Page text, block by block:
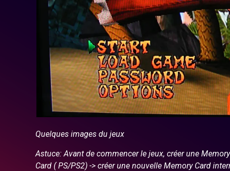
Quelques images du jeux
Astuce: Avant de commencer le jeux, créer une
Card ( PS/PS2) -> créer une nouvelle Memory Card